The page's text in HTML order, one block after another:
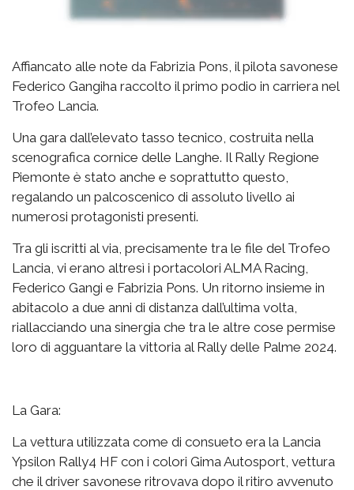
Affiancato alle note da Fabrizia Pons, il pilota savonese
Federico Gangiha raccolto il primo podio in carriera nel
Trofeo Lancia.
Una gara dall’elevato tasso tecnico, costruita nella
scenografica cornice delle Langhe. Il Rally Regione
Piemonte è stato anche e soprattutto questo,
regalando un palcoscenico di assoluto livello ai
numerosi protagonisti presenti.
Tra gli iscritti al via, precisamente tra le file del Trofeo
Lancia, vi erano altresì i portacolori ALMA Racing,
Federico Gangi e Fabrizia Pons. Un ritorno insieme in
abitacolo a due anni di distanza dall’ultima volta,
riallacciando una sinergia che tra le altre cose permise
loro di agguantare la vittoria al Rally delle Palme 2024.
La Gara:
La vettura utilizzata come di consueto era la Lancia
Ypsilon Rally4 HF con i colori Gima Autosport, vettura
che il driver savonese ritrovava dopo il ritiro avvenuto